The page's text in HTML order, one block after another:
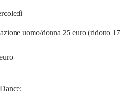
uomo/donna 25 euro (ridotto 17
: